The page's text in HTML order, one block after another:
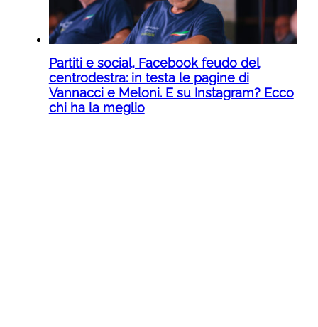
Partiti e social, Facebook feudo del
centrodestra: in testa le pagine di
Vannacci e Meloni. E su Instagram? Ecco
chi ha la meglio